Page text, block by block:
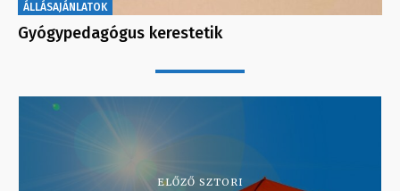
ÁLLÁSAJÁNLATOK
Gyógypedagógus kerestetik
ELŐZŐ SZTORI